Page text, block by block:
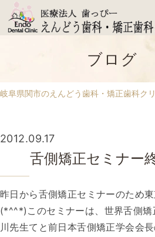
ブログ
岐阜県関市のえんどう歯科・矯正歯科ク
舌側矯正セミナー
2012.09.17
昨日から舌側矯正セミナーのため
(*^^*)このセミナーは、世界舌側矯
川先生てと前日本舌側矯正学会会